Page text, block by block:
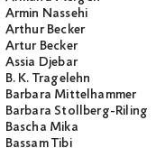
Armin Nassehi
Arthur Becker
Artur Becker
Assia Djebar
B. K. Tragelehn
Barbara Mittelhammer
Barbara Stollberg-Rilinger
Bascha Mika
Bassam Tibi